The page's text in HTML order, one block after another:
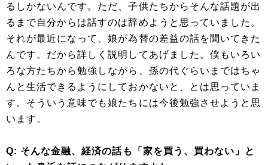
るしかないんです。ただ、子供たちからそんな話題が出
るまで自分からは話すのは辞めようと思っていました。
それが最近になって、娘が為替の差益の話を聞いてきた
んです。だから詳しく説明してあげました。僕もいろい
ろな方たちから勉強しながら、孫の代ぐらいまではちゃ
んと生活できるようにしておかないと、とは思っていま
す。そういう意味でも娘たちには今後勉強させようと思
います。
Q: そんな金融、経済の話も「家を買う、買わない」と